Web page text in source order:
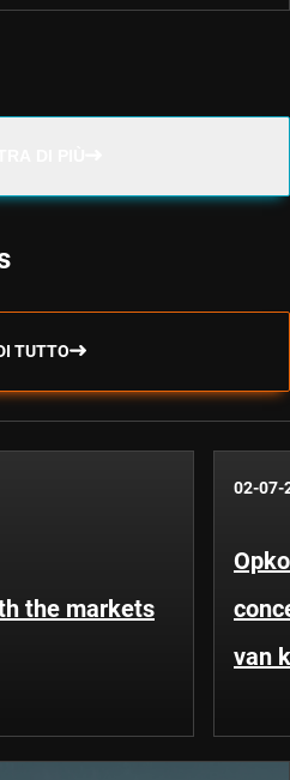
TUTTO
the markets
02-07-
van